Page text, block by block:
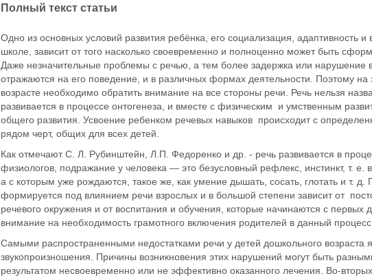
Полный текст статьи
Одно из основных условий развития ребёнка, его социализация, адаптивность
школе, зависит от того насколько своевременно и полноценно может быть
Даже незначительные проблемы с речью, а тем более задержка или нарушение
отражаются на его поведение, и в различных формах деятельности. Поэтому на
возрасте необходимо обратить внимание на все стороны речи. Речь нельзя
развивается в процессе онтогенеза, и вместе с физическим и умственным
общего развития. Усвоение ребенком речевых навыков происходит с
рядом черт, общих для всех детей.
Как отмечают С. Л. Рубинштейн, Л.П. Федоренко и др. - речь развивается в
физиологов, подражание у человека — это безусловный рефлекс, инстинкт, т. е.
а с которым уже рождаются, такое же, как умение дышать, сосать, глотать и т. д.
формируется под влиянием речи взрослых и в большой степени зависит от
речевого окружения и от воспитания и обучения, которые начинаются с первых
внимание на необходимость грамотного включения родителей в данный процесс.
Самыми распространенными недостатками речи у детей дошкольного возраста
звукопроизношения. Причины возникновения этих нарушений могут быть
результатом несвоевременно или не эффективно оказанного лечения. Во-